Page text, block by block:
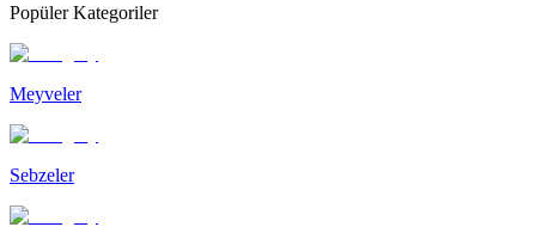
Popüler Kategoriler
Meyveler
Sebzeler